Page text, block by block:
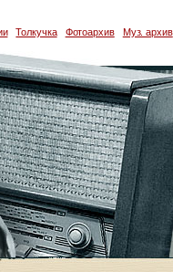
Толкучка Фотоархив Муз. архив